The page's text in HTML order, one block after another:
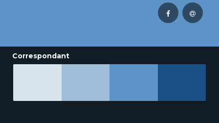
Correspondant